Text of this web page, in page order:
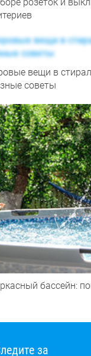
вещи в
советы
бассейн:
за